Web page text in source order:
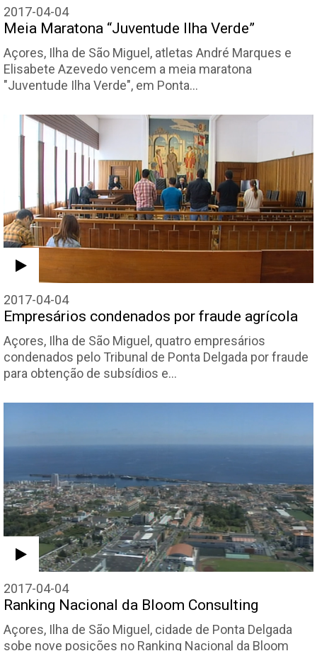
2017-04-04
Meia Maratona “Juventude Ilha Verde”
Açores, Ilha de São Miguel, atletas André Marques e
Elisabete Azevedo vencem a meia maratona
"Juventude Ilha Verde", em Ponta…
2017-04-04
Empresários condenados por fraude agrícola
Açores, Ilha de São Miguel, quatro empresários
condenados pelo Tribunal de Ponta Delgada por fraude
para obtenção de subsídios e…
2017-04-04
Ranking Nacional da Bloom Consulting
Açores, Ilha de São Miguel, cidade de Ponta Delgada
sobe nove posições no Ranking Nacional da Bloom